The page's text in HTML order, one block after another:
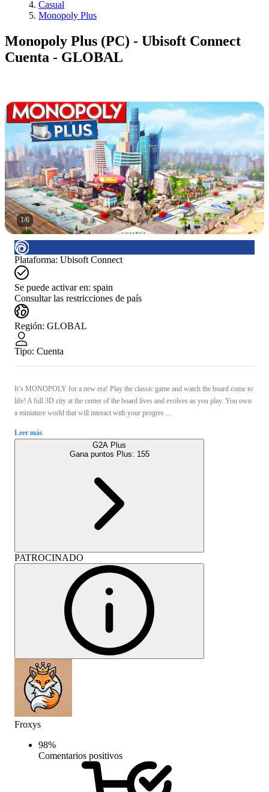
Casual
Monopoly Plus
Monopoly Plus (PC) - Ubisoft Connect
Cuenta - GLOBAL
1/6
Plataforma: Ubisoft Connect
Se puede activar en: spain
Consultar las restricciones de país
Región: GLOBAL
Tipo: Cuenta
It’s MONOPOLY for a new era! Play the classic game and watch the board come to
life! A full 3D city at the center of the board lives and evolves as you play. You own
a miniature world that will interact with your progres ...
Leer más
G2A Plus
Gana puntos Plus: 155
PATROCINADO
Froxys
98%
Comentarios positivos